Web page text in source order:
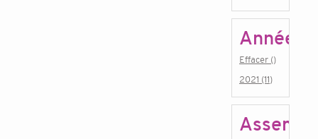
Année
Effacer ()
2021 (11)